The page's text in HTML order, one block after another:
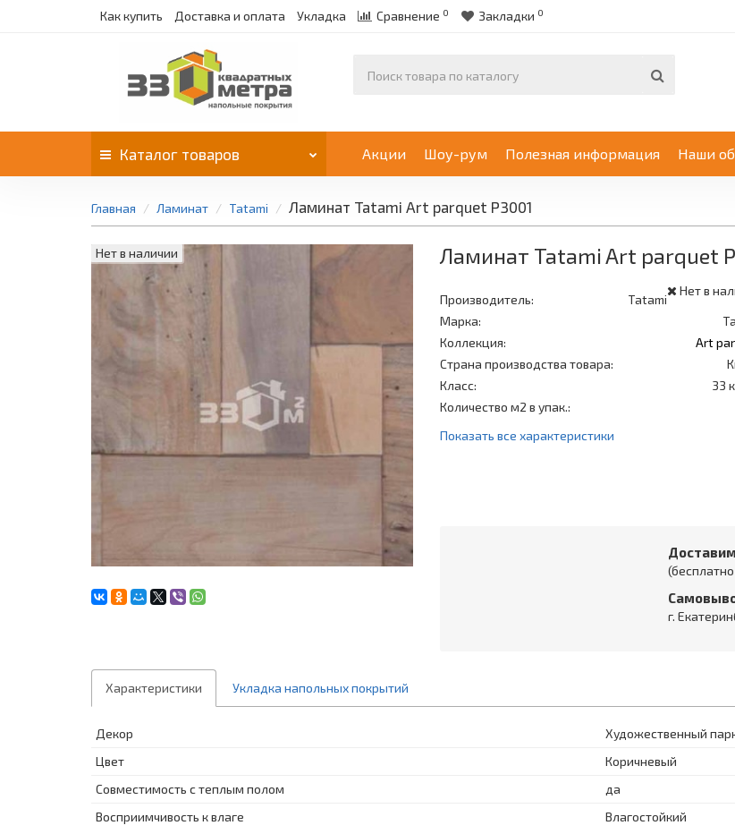
Как купить Доставка и оплата Укладка Сравнение 0 Закладки 0
Каталог товаров Акции Шоу-рум Полезная информация Наши
Главная Ламинат Tatami Ламинат Tatami Art parquet P3001
Нет в наличии Ламинат Tatami Art parquet
Нет в
Производитель:
Tatami
Марка:
Коллекция:
Art
Страна производства товара:
Класс:
33
Количество м2 в упак.:
Показать все характеристики
г.
Характеристики Укладка напольных покрытий
Декор
Художественный
Цвет
Коричневый
Совместимость с теплым полом
да
Восприимчивость к влаге
Влагостойкий